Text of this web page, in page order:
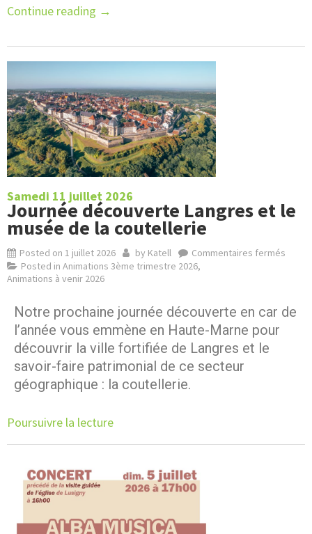
Continue reading →
Samedi 11 juillet 2026
Journée découverte Langres et le
musée de la coutellerie
Posted on 1 juillet 2026 by Katell
Commentaires fermés
Posted in Animations 3ème trimestre 2026,
Animations à venir 2026
Notre prochaine journée découverte en car de
l’année vous emmène en Haute-Marne pour
découvrir la ville fortifiée de Langres et le
savoir-faire patrimonial de ce secteur
géographique : la coutellerie.
Poursuivre la lecture